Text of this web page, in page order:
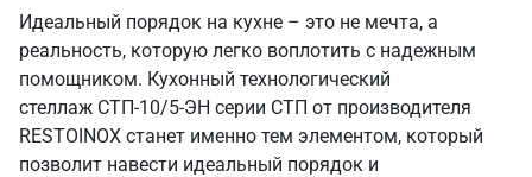
Идеальный порядок на кухне – это не мечта, а
реальность, которую легко воплотить с надежным
помощником. Кухонный технологический
стеллаж СТП-10/5-ЭН серии СТП от производителя
RESTOINOX станет именно тем элементом, который
позволит навести идеальный порядок и